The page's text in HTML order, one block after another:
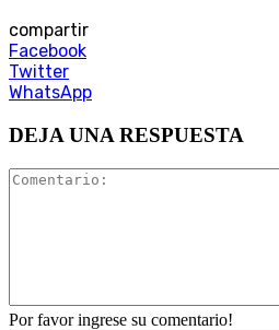
compartir
Facebook
Twitter
WhatsApp
DEJA UNA RESPUESTA
Por favor ingrese su comentario!